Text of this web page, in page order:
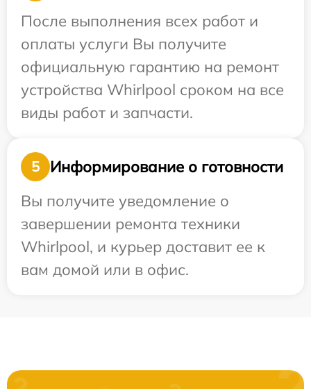
После выполнения всех работ и
оплаты услуги Вы получите
официальную гарантию на ремонт
устройства Whirlpool сроком на все
виды работ и запчасти.
5
Информирование о готовности
Вы получите уведомление о
завершении ремонта техники
Whirlpool, и курьер доставит ее к
вам домой или в офис.